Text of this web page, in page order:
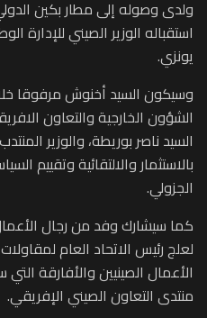
ولدى وصوله إلى مطار بكين
استقباله الوزير الصيني للإدارة
يونزي.
وسيكون السيد أخنوش مرفوقا
الشؤون الخارجية والتعاون
السيد ناصر بوريطة، والوزير
بالاستثمار والالتقائية وتقييم
الجزولي.
كما سيشارك وفد من رجال
لعلج رئيس الاتحاد العام
الأعمال الصينيين والأفارقة
منتدى التعاون الصيني الإفريقي.